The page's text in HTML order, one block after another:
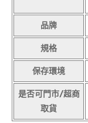
品牌
規格
保存環境
是否可門市/超商
取貨